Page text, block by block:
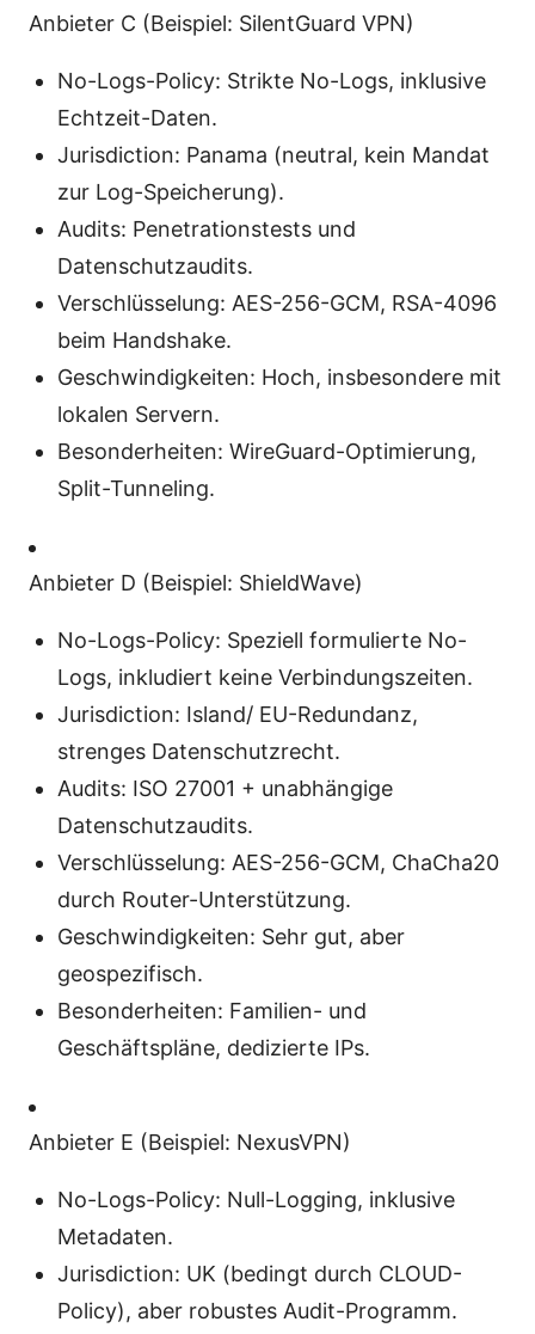
Anbieter C (Beispiel: SilentGuard VPN)
No-Logs-Policy: Strikte No-Logs, inklusive
Echtzeit-Daten.
Jurisdiction: Panama (neutral, kein Mandat
zur Log-Speicherung).
Audits: Penetrationstests und
Datenschutzaudits.
Verschlüsselung: AES-256-GCM, RSA-4096
beim Handshake.
Geschwindigkeiten: Hoch, insbesondere mit
lokalen Servern.
Besonderheiten: WireGuard-Optimierung,
Split-Tunneling.
Anbieter D (Beispiel: ShieldWave)
No-Logs-Policy: Speziell formulierte No-
Logs, inkludiert keine Verbindungszeiten.
Jurisdiction: Island/ EU-Redundanz,
strenges Datenschutzrecht.
Audits: ISO 27001 + unabhängige
Datenschutzaudits.
Verschlüsselung: AES-256-GCM, ChaCha20
durch Router-Unterstützung.
Geschwindigkeiten: Sehr gut, aber
geospezifisch.
Besonderheiten: Familien- und
Geschäftspläne, dedizierte IPs.
Anbieter E (Beispiel: NexusVPN)
No-Logs-Policy: Null-Logging, inklusive
Metadaten.
Jurisdiction: UK (bedingt durch CLOUD-
Policy), aber robustes Audit-Programm.